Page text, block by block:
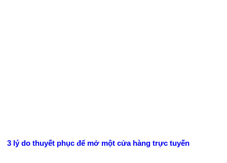
3 lý do thuyết phục để mở một cửa hàng trực tuyến